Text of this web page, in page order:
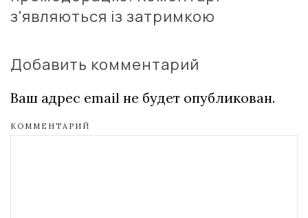
з'являються із затримкою
Добавить комментарий
Ваш адрес email не будет опубликован.
КОММЕНТАРИЙ